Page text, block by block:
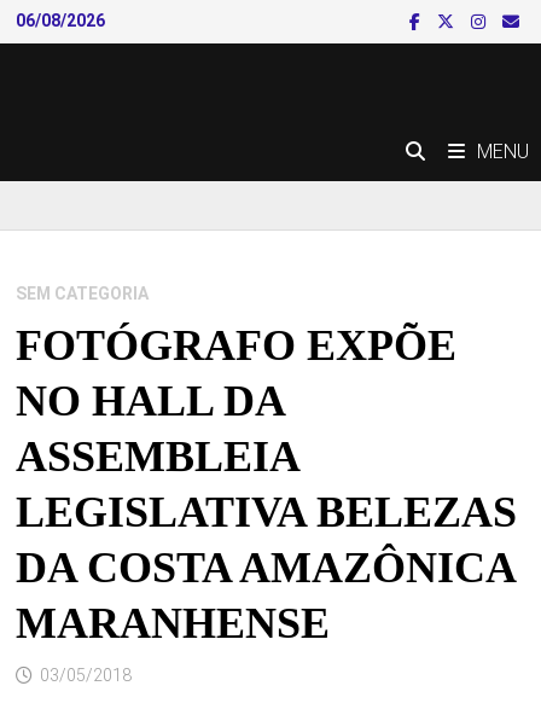
Skip
to
06/08/2026
MENU
SEM CATEGORIA
FOTÓGRAFO EXPÕE
NO HALL DA
ASSEMBLEIA
LEGISLATIVA BELEZAS
DA COSTA AMAZÔNICA
MARANHENSE
03/05/2018